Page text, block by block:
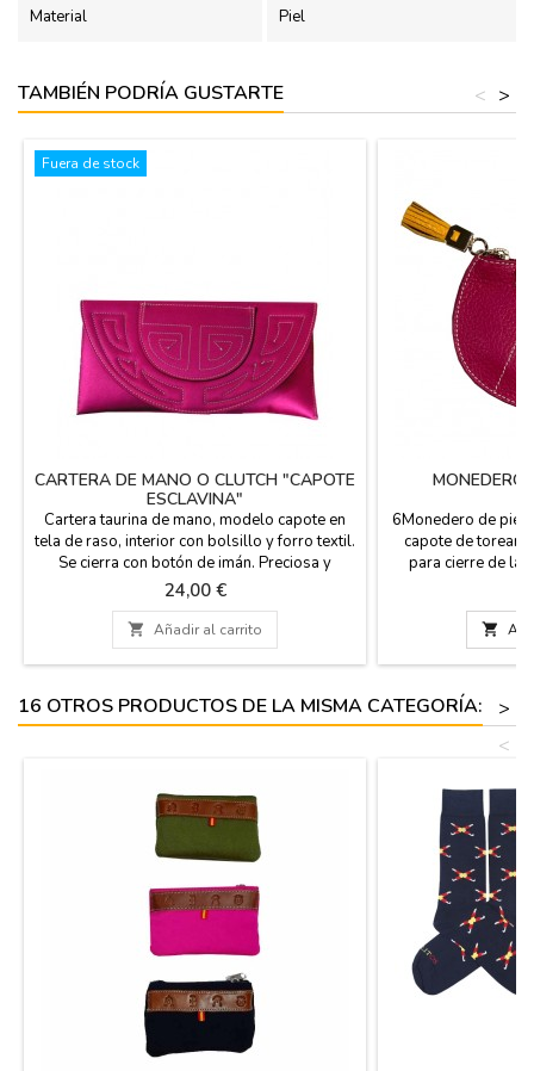
Material Piel
TAMBIÉN PODRÍA GUSTARTE >
<
Fuera de stock
CARTERA DE MANO O CLUTCH "CAPOTE
ESCLAVINA"
Cartera taurina de mano, modelo capote en
tela de raso, interior con bolsillo y forro textil.
Se cierra con botón de imán. Preciosa y
elegante cartera para ir de fiesta y por
supuesto, a los toros. Fácil limpieza con agua
o espuma seca. Hecha en España. Medidas:
27 x 14 x 2 cm
Precio
24,00 €
 Añadir al carrito
MONEDERO
6Monedero de piel
capote de torear,
para cierre de la
tus monedas en
ancho x 7 cm de

16 OTROS PRODUCTOS DE LA MISMA CATEGORÍA:
>
<